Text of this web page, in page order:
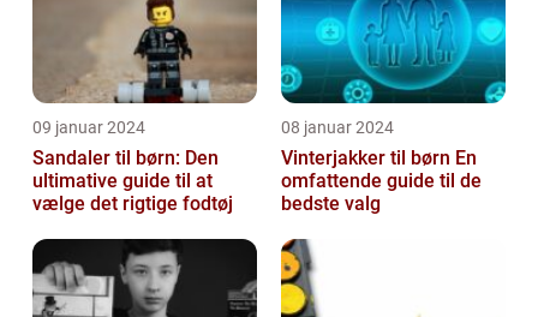
09 januar 2024
Sandaler til børn: Den
ultimative guide til at
vælge det rigtige fodtøj
08 januar 2024
Vinterjakker til børn En
omfattende guide til de
bedste valg